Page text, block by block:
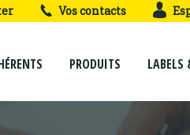
Vos contacts
PRODUITS LABELS